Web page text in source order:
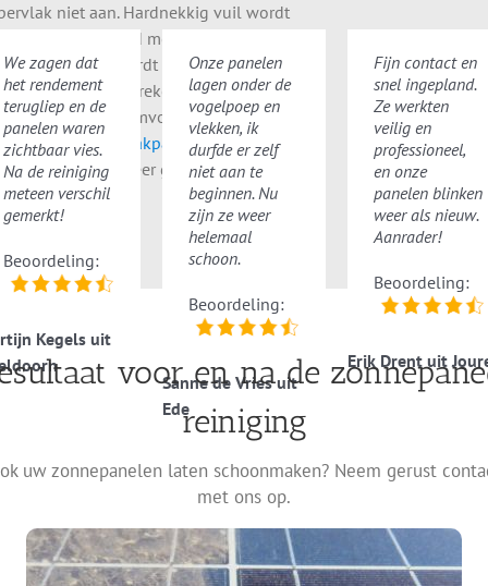
voor en na de zonnepaneel
laten schoonmaken? Neem gerust contact
niet aan. Hardnekkig vuil wordt
verwijderd met zachte borstels. Na
schoonmaken wordt de installatie
op gebreken, zoals losliggende
of vervuilde omvormers. Eventueel
we ook uw
dakpannen reinigen, dan
u alles in één keer goed geregeld.
We zagen dat
het rendement
terugliep en de
panelen waren
zichtbaar vies.
Na de reiniging
meteen verschil
gemerkt!
Beoordeling:
Kegels uit
Onze panelen
lagen onder de
vogelpoep en
vlekken, ik
durfde er zelf
niet aan te
beginnen. Nu
zijn ze weer
helemaal
schoon.
Beoordeling:
Sanne de Vries uit
Ede
Fijn contact en
snel ingepland.
Ze werkten
veilig en
professioneel,
en onze
panelen blinken
weer als nieuw.
Aanrader!
Beoordeling:
Erik Drent uit
voor en na de
reiniging
uw zonnepanelen laten schoonmaken? Neem gerust
met ons op.